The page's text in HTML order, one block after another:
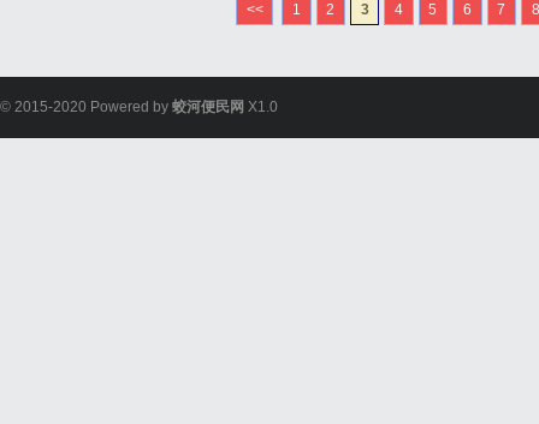
<< 1 2 3 4 5 6 7 8
© 2015-2020 Powered by 蛟河便民网 X1.0